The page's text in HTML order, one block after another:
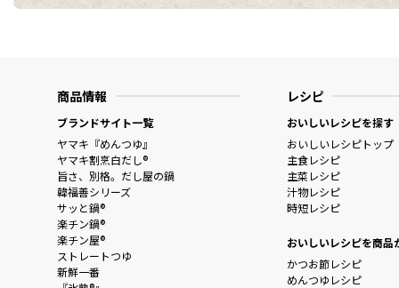
商品情報
ブランドサイト一覧
ヤマキ『めんつゆ』
ヤマキ割烹白だし®
旨さ、別格。だし屋の鍋
韓福善シリーズ
サッと鍋®
楽チン鍋®
楽チン屋®
ストレートつゆ
新鮮一番
レシピ
おいしいレシピを探す
おいしいレシピトップ
主食レシピ
主菜レシピ
汁物レシピ
時短レシピ
おいしいレシピを商品
かつお節レシピ
めんつゆレシピ